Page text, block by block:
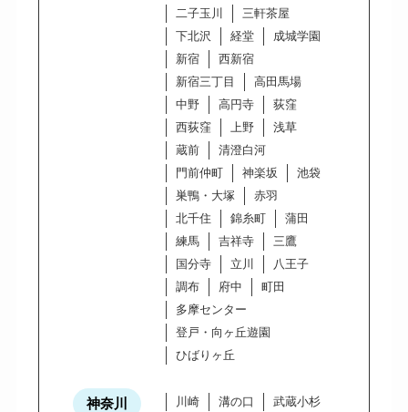
二子玉川
三軒茶屋
下北沢
経堂
成城学園
新宿
西新宿
新宿三丁目
高田馬場
中野
高円寺
荻窪
西荻窪
上野
浅草
蔵前
清澄白河
門前仲町
神楽坂
池袋
巣鴨・大塚
赤羽
北千住
錦糸町
蒲田
練馬
吉祥寺
三鷹
国分寺
立川
八王子
調布
府中
町田
多摩センター
登戸・向ヶ丘遊園
ひばりヶ丘
神奈川 川崎 溝の口
武蔵小杉